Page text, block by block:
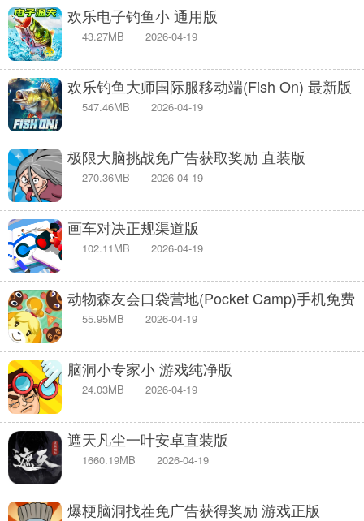
欢乐电子钓鱼小 通用版
43.27MB 2026-04-19
欢乐钓鱼大师国际服移动端(Fish On) 最新版
547.46MB 2026-04-19
极限大脑挑战免广告获取奖励 直装版
270.36MB 2026-04-19
画车对决正规渠道版
102.11MB 2026-04-19
动物森友会口袋营地(Pocket Camp)手机免费
55.95MB 2026-04-19
脑洞小专家小 游戏纯净版
24.03MB 2026-04-19
遮天凡尘一叶安卓直装版
1660.19MB 2026-04-19
爆梗脑洞找茬免广告获得奖励 游戏正版